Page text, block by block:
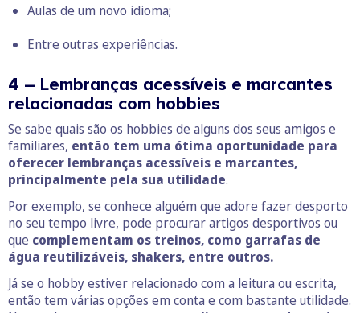
Aulas de um novo idioma;
Entre outras experiências.
4 – Lembranças acessíveis e marcantes
relacionadas com hobbies
Se sabe quais são os hobbies de alguns dos seus amigos e
familiares, então tem uma ótima oportunidade para
oferecer lembranças acessíveis e marcantes,
principalmente pela sua utilidade.
Por exemplo, se conhece alguém que adore fazer desporto
no seu tempo livre, pode procurar artigos desportivos ou
que complementam os treinos, como garrafas de
água reutilizáveis, shakers, entre outros.
Já se o hobby estiver relacionado com a leitura ou escrita,
então tem várias opções em conta e com bastante utilidade.